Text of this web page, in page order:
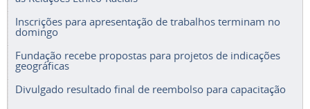
Inscrições para apresentação de trabalhos terminam no
domingo
Fundação recebe propostas para projetos de indicações
geográficas
Divulgado resultado final de reembolso para capacitação